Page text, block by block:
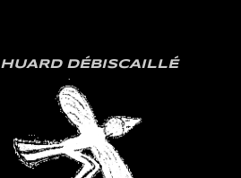
HUARD DÉBISCAILLÉ